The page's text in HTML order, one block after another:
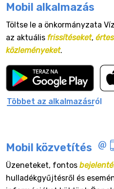
Mobil alkalmazás
Töltse le a önkormányzata
az aktuális frissítéseket,
közleményeket.
Többet az alkalmazásról
Mobil közvetítés
Üzeneteket, fontos
hulladékgyűjtésről és